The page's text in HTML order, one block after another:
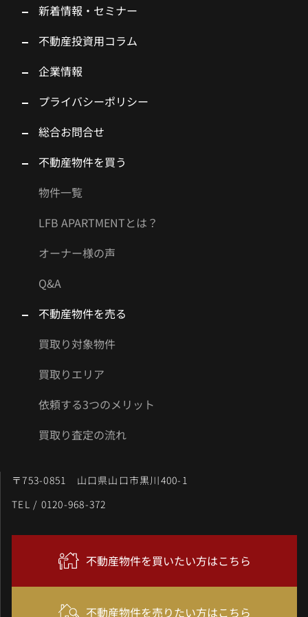
新着情報・セミナー
不動産投資用コラム
企業情報
プライバシーポリシー
総合お問合せ
不動産物件を買う
物件一覧
LFB APARTMENTとは？
オーナー様の声
Q&A
不動産物件を売る
買取り対象物件
買取りエリア
依頼する3つのメリット
買取り査定の流れ
〒753-0851 山口県山口市黒川400-1
TEL / 0120-968-372
不動産物件を買いたい方はこちら
不動産物件を売りたい方はこちら